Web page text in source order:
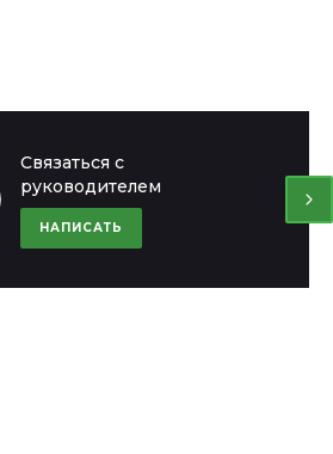
Связаться с
руководителем
НАПИСАТЬ
Москве
00-00
д. 11
8 (000) 000-
ул. Шапкина, д.